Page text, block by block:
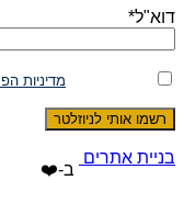
דוא"ל*
מדיניות
בניית אתרים
ב-❤️